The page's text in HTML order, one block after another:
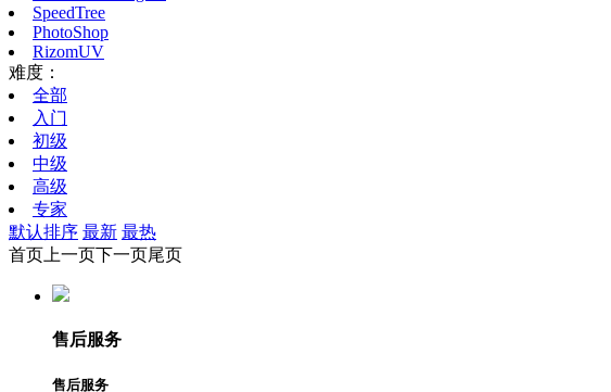
SpeedTree
PhotoShop
RizomUV
难度：
全部
入门
初级
中级
高级
专家
默认排序 最新 最热
首页 上一页下一页尾页
售后服务
售后服务